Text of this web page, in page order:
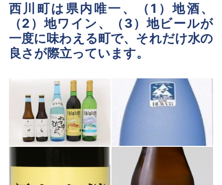
西川町は県内唯一、（1）地酒、
（2）地ワイン、（3）地ビールが
一度に味わえる町で、それだけ水の
良さが際立っています。